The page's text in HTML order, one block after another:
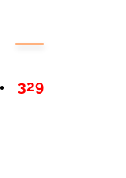
329